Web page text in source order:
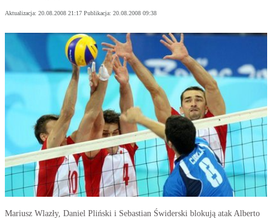
Aktualizacja: 20.08.2008 21:17 Publikacja: 20.08.2008 09:38
Mariusz Wlazły, Daniel Pliński i Sebastian Świderski blokują atak Alberto